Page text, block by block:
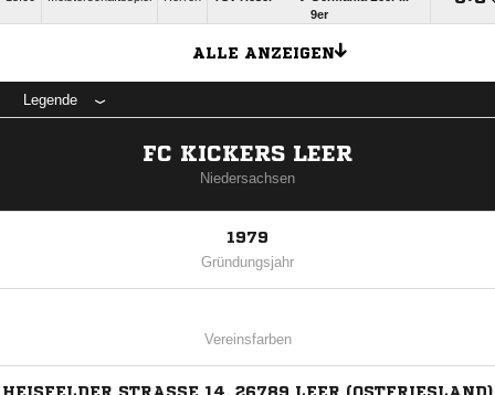
9er
ALLE ANZEIGEN
Legende
FC KICKERS LEER
Niedersachsen
1979
Gründungsjahr
Vereinsfarben